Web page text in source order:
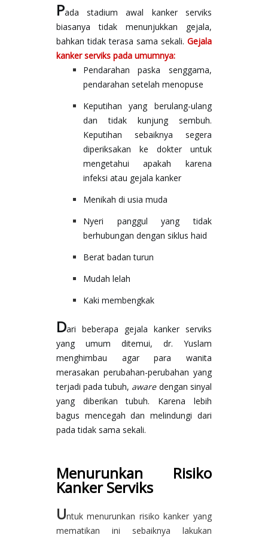
Pada stadium awal kanker serviks
biasanya tidak menunjukkan gejala,
bahkan tidak terasa sama sekali. Gejala
kanker serviks pada umumnya:
Pendarahan paska senggama,
pendarahan setelah menopuse
Keputihan yang berulang-ulang
dan tidak kunjung sembuh.
Keputihan sebaiknya segera
diperiksakan ke dokter untuk
mengetahui apakah karena
infeksi atau gejala kanker
Menikah di usia muda
Nyeri panggul yang tidak
berhubungan dengan siklus haid
Berat badan turun
Mudah lelah
Kaki membengkak
Dari beberapa gejala kanker serviks
yang umum ditemui, dr. Yuslam
menghimbau agar para wanita
merasakan perubahan-perubahan yang
terjadi pada tubuh, aware dengan sinyal
yang diberikan tubuh. Karena lebih
bagus mencegah dan melindungi dari
pada tidak sama sekali.
Menurunkan Risiko
Kanker Serviks
Untuk menurunkan risiko kanker yang
mematikan ini sebaiknya lakukan